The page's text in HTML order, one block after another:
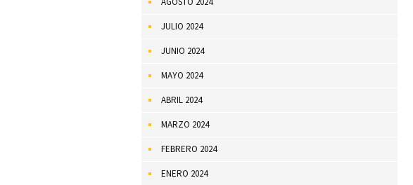
JULIO 2024
JUNIO 2024
MAYO 2024
ABRIL 2024
MARZO 2024
FEBRERO 2024
ENERO 2024